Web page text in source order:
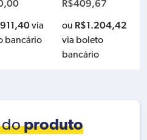
100NM – SOMENTE
A MAQUINA
R$2.349,00
ouR$6.906,06
via boleto
bancário
doproduto